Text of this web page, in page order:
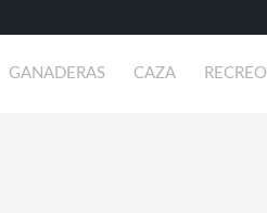
GANADERAS CAZA RECREO